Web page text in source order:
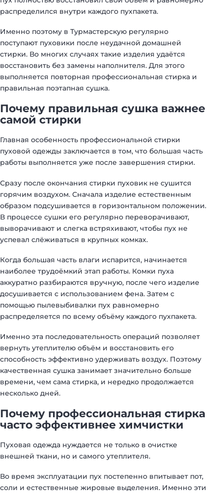
распределился внутри каждого пухпакета.
Именно поэтому в Турмастерскую регулярно
поступают пуховики после неудачной домашней
стирки. Во многих случаях такие изделия удаётся
восстановить без замены наполнителя. Для этого
выполняется повторная профессиональная стирка и
правильная поэтапная сушка.
Почему правильная сушка важнее
самой стирки
Главная особенность профессиональной стирки
пуховой одежды заключается в том, что большая часть
работы выполняется уже после завершения стирки.
Сразу после окончания стирки пуховик не сушится
горячим воздухом. Сначала изделие естественным
образом подсушивается в горизонтальном положении.
В процессе сушки его регулярно переворачивают,
выворачивают и слегка встряхивают, чтобы пух не
успевал слёживаться в крупных комках.
Когда большая часть влаги испарится, начинается
наиболее трудоёмкий этап работы. Комки пуха
аккуратно разбираются вручную, после чего изделие
досушивается с использованием фена. Затем с
помощью пылевыбивалки пух равномерно
распределяется по всему объёму каждого пухпакета.
Именно эта последовательность операций позволяет
вернуть утеплителю объём и восстановить его
способность эффективно удерживать воздух. Поэтому
качественная сушка занимает значительно больше
времени, чем сама стирка, и нередко продолжается
несколько дней.
Почему профессиональная стирка
часто эффективнее химчистки
Пуховая одежда нуждается не только в очистке
внешней ткани, но и самого утеплителя.
Во время эксплуатации пух постепенно впитывает пот,
соли и естественные жировые выделения. Именно эти